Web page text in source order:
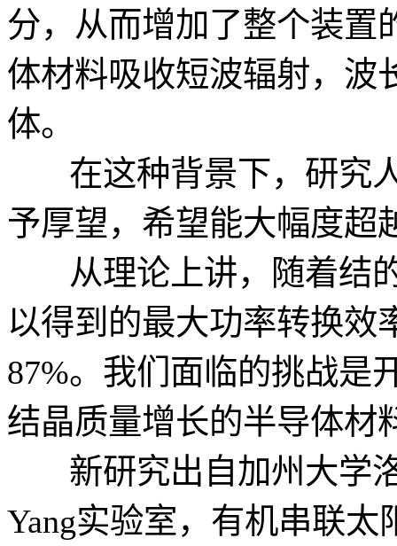
分，从而增加了整个装置
体材料吸收短波辐射，波
体。
在这种背景下，研究
予厚望，希望能大幅度超
从理论上讲，随着结
以得到的最大功率转换效
87%。我们面临的挑战是
结晶质量增长的半导体材
新研究出自加州大学
Yang实验室，有机串联